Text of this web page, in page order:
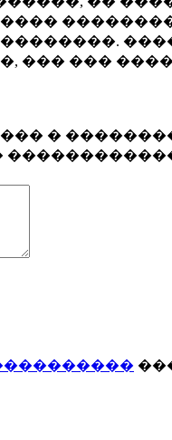
��� ���
�